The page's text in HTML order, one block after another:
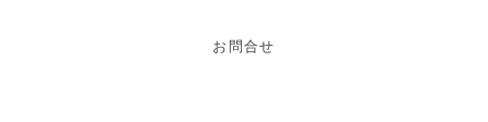
お問合せ